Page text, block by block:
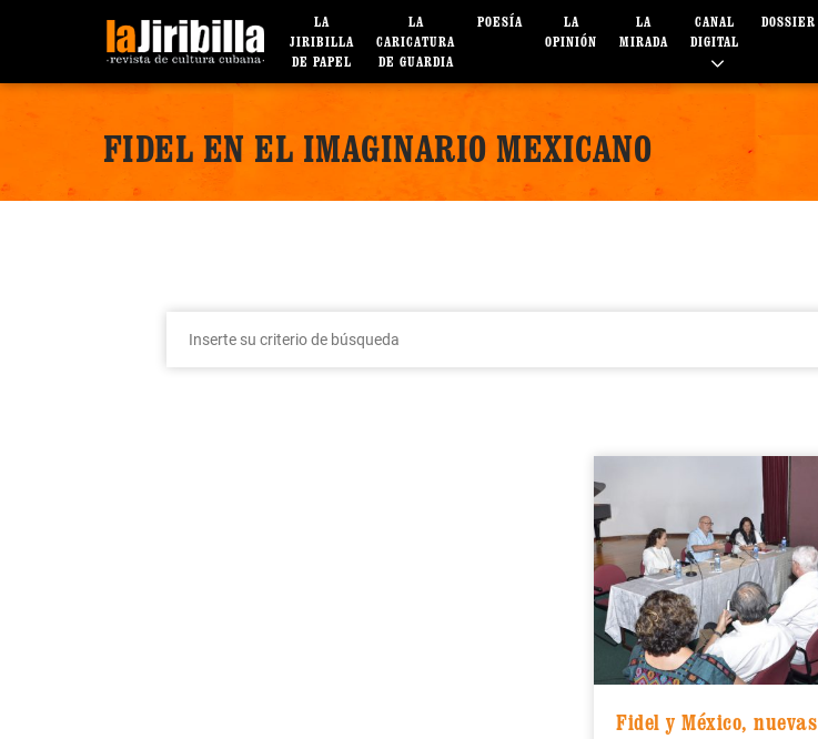
LA
JIRIBILLA
DE PAPEL
LA
CARICATURA
DE GUARDIA
POESÍA
LA
OPINIÓN
LA
MIRADA
CANAL
DIGITAL
DOSSIER
FIDEL EN EL IMAGINARIO MEXICANO
Fidel y México, nuevas